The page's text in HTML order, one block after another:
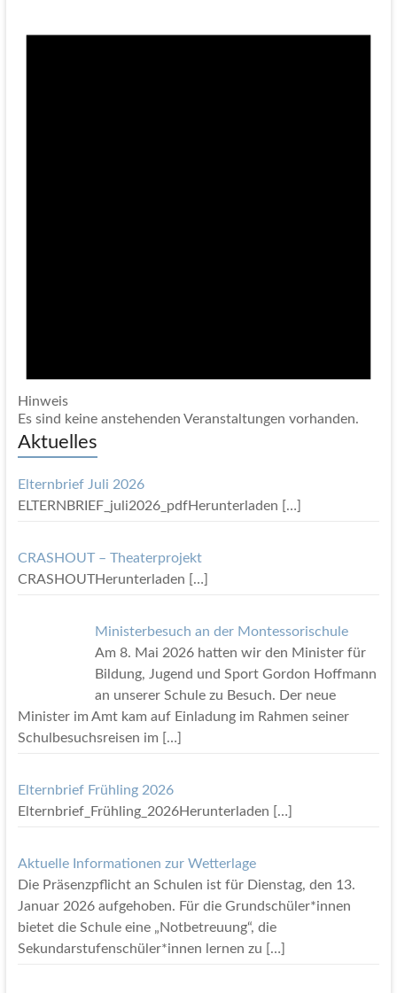
Hinweis
Es sind keine anstehenden Veranstaltungen vorhanden.
Aktuelles
Elternbrief Juli 2026
ELTERNBRIEF_juli2026_pdfHerunterladen […]
CRASHOUT – Theaterprojekt
CRASHOUTHerunterladen […]
Ministerbesuch an der Montessorischule
Am 8. Mai 2026 hatten wir den Minister für
Bildung, Jugend und Sport Gordon Hoffmann
an unserer Schule zu Besuch. Der neue
Minister im Amt kam auf Einladung im Rahmen seiner
Schulbesuchsreisen im
[…]
Elternbrief Frühling 2026
Elternbrief_Frühling_2026Herunterladen […]
Aktuelle Informationen zur Wetterlage
Die Präsenzpflicht an Schulen ist für Dienstag, den 13.
Januar 2026 aufgehoben. Für die Grundschüler*innen
bietet die Schule eine „Notbetreuung“, die
Sekundarstufenschüler*innen lernen zu
[…]